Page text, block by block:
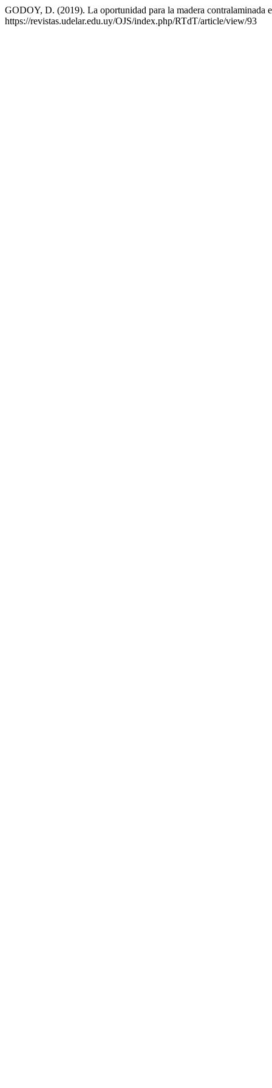
GODOY, D. (2019). La oportunidad para la madera contralaminada
https://revistas.udelar.edu.uy/OJS/index.php/RTdT/article/view/93